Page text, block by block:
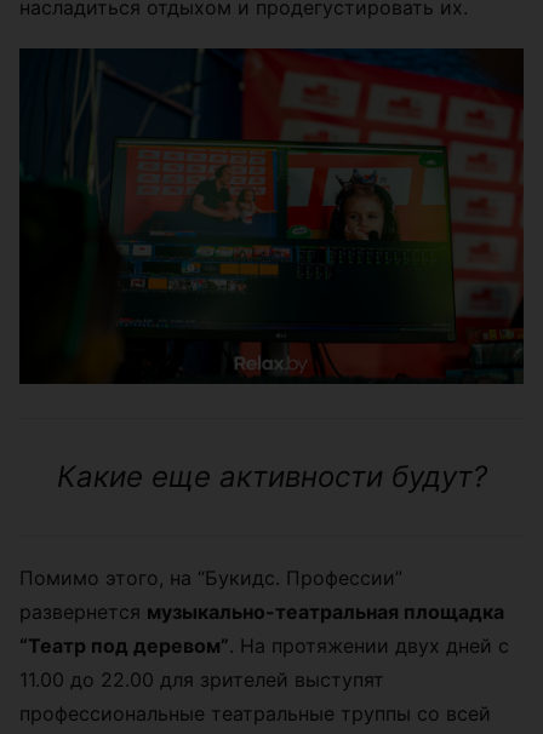
насладиться отдыхом и продегустировать их.
Какие еще активности будут?
Помимо этого, на “Букидс. Профессии”
развернется музыкально-театральная площадка
“Театр под деревом”. На протяжении двух дней с
11.00 до 22.00 для зрителей выступят
профессиональные театральные труппы со всей